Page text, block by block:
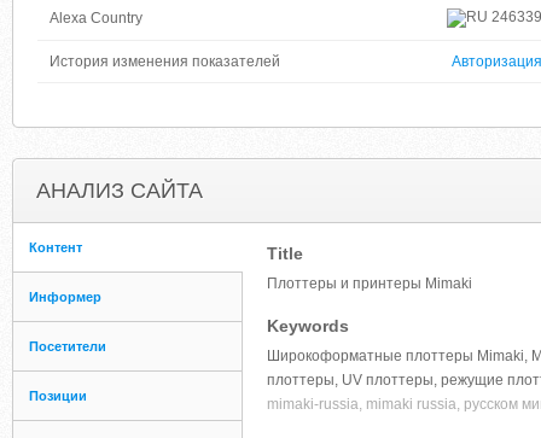
Alexa Country 246339
История изменения показателей Авторизация
АНАЛИЗ САЙТА
Контент
Информер
Посетители
Позиции
Title
Плоттеры и принтеры Mimaki
Keywords
Широкоформатные плоттеры Mimaki,
плоттеры, UV плоттеры, режущие
mimaki-russia, mimaki russia, русском